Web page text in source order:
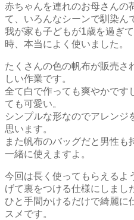
赤ちゃんを連れのお母さんの
て、いろんなシーンで馴染ん
我が家も子どもが1歳を過ぎ
時、本当によく使いました。
たくさんの色の帆布が販売さ
しい作業です。
全て白で作っても爽やかです
ても可愛い。
シンプルな形なのでアレンジ
思います。
また帆布のバッグだと男性
一緒に使えますよ。
今回は長く使ってもらえるよ
げて裏をつける仕様にしまし
ひと手間かけるだけで綺麗に
スメです。